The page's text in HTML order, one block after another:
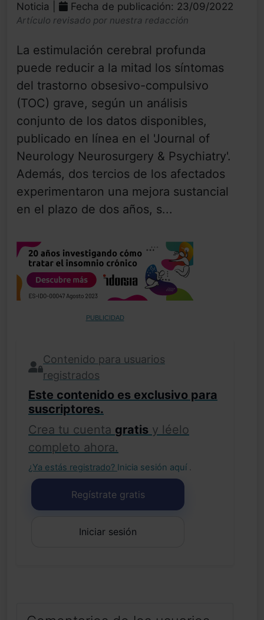
Noticia | Fecha de publicación: 23/09/2022
Artículo revisado por nuestra redacción
La estimulación cerebral profunda
puede reducir a la mitad los síntomas
del trastorno obsesivo-compulsivo
(TOC) grave, según un análisis
conjunto de los datos disponibles,
publicado en línea en el 'Journal of
Neurology Neurosurgery & Psychiatry'.
Además, dos tercios de los afectados
experimentaron una mejora sustancial
en el plazo de dos años, s...
PUBLICIDAD
Contenido para usuarios
registrados
Este contenido es exclusivo para
suscriptores.
Crea tu cuenta gratis y léelo
completo ahora.
¿Ya estás registrado? Inicia sesión aquí .
Regístrate gratis
Iniciar sesión